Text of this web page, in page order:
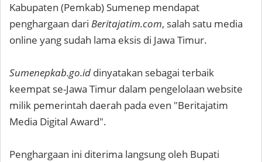
Kabupaten (Pemkab) Sumenep mendapat
penghargaan dari Beritajatim.com, salah satu media
online yang sudah lama eksis di Jawa Timur.
Sumenepkab.go.id dinyatakan sebagai terbaik
keempat se-Jawa Timur dalam pengelolaan website
milik pemerintah daerah pada even "Beritajatim
Media Digital Award".
Penghargaan ini diterima langsung oleh Bupati